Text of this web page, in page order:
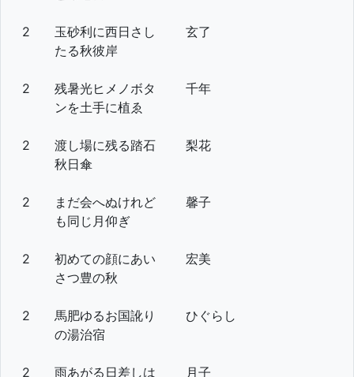
2
玉砂利に西日さし
たる秋彼岸
玄了
2
残暑光ヒメノボタ
ンを土手に植ゑ
千年
2
渡し場に残る踏石
秋日傘
梨花
2
まだ会へぬけれど
も同じ月仰ぎ
馨子
2
初めての顔にあい
さつ豊の秋
宏美
2
馬肥ゆるお国訛り
の湯治宿
ひぐらし
2
雨あがる日差しは
月子